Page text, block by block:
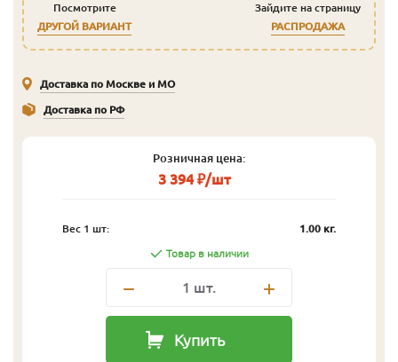
Посмотрите
ДРУГОЙ ВАРИАНТ
Зайдите на страницу
РАСПРОДАЖА
Доставка по Москве и МО
Доставка по РФ
Розничная цена:
3 394 ₽/шт
Вес 1 шт: 1.00 кг.
Товар в наличии
1 шт.
Купить